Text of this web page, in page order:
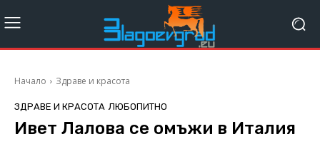
Начало Здраве и красота
ЗДРАВЕ И КРАСОТА ЛЮБОПИТНО
Ивет Лалова се омъжи в Италия